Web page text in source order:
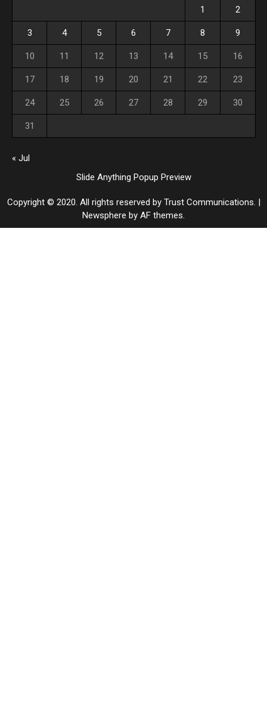
1 2
3 4 5 6 7 8 9
10 11 12 13 14 15 16
17 18 19 20 21 22 23
24 25 26 27 28 29 30
31
« Jul
Slide Anything Popup Preview
Copyright © 2020. All rights reserved by Trust Communications. |
Newsphere by AF themes.